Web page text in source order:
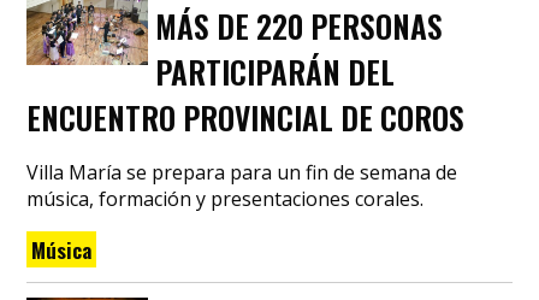
MÁS DE 220 PERSONAS
PARTICIPARÁN DEL
ENCUENTRO PROVINCIAL DE COROS
Villa María se prepara para un fin de semana de
música, formación y presentaciones corales.
Música